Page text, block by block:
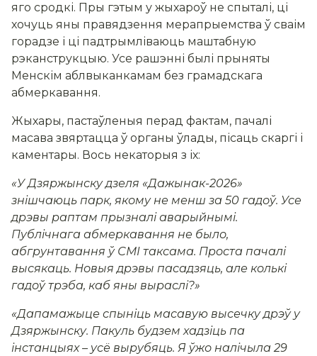
яго сродкі. Пры гэтым у жыхароў не спыталі, ці
хочуць яны правядзення мерапрыемства ў сваім
горадзе і ці падтрымліваюць маштабную
рэканструкцыю. Усе рашэнні былі прыняты
Менскім аблвыканкамам без грамадскага
абмеркавання.
Жыхары, пастаўленыя перад фактам, пачалі
масава звяртацца ў органы ўлады, пісаць скаргі і
каментары. Вось некаторыя з іх:
«У Дзяржынску дзеля «Дажынак-2026»
знішчаюць парк, якому не менш за 50 гадоў. Усе
дрэвы раптам прызналі аварыйнымі.
Публічнага абмеркавання не было,
абгрунтавання ў СМІ таксама. Проста пачалі
высякаць. Новыя дрэвы пасадзяць, але колькі
гадоў трэба, каб яны выраслі?»
«Дапамажыце спыніць масавую высечку дрэў у
Дзяржынску. Пакуль будзем хадзіць па
інстанцыях – усё вырубяць. Я ўжо налічыла 29